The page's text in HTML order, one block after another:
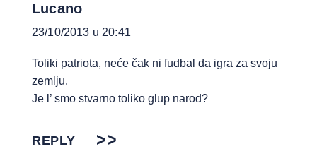
Lucano
23/10/2013 u 20:41
Toliki patriota, neće čak ni fudbal da igra za svoju
zemlju.
Je l’ smo stvarno toliko glup narod?
REPLY